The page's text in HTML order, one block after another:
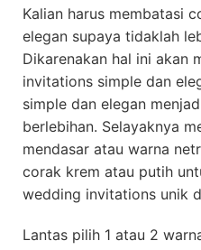
Kalian harus membatasi
elegan supaya tidaklah
Dikarenakan hal ini akan
invitations simple dan
simple dan elegan
berlebihan. Selayaknya
mendasar atau warna
corak krem atau putih
wedding invitations unik
Lantas pilih 1 atau 2